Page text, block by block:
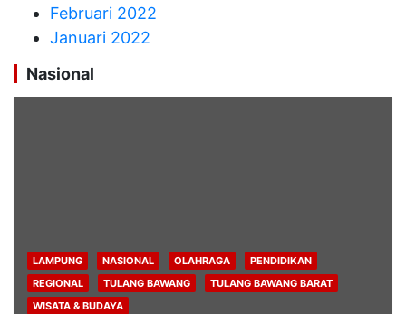
Februari 2022
Januari 2022
Nasional
LAMPUNG NASIONAL OLAHRAGA
PENDIDIKAN
REGIONAL
TULANG BAWANG
TULANG BAWANG BARAT
WISATA & BUDAYA